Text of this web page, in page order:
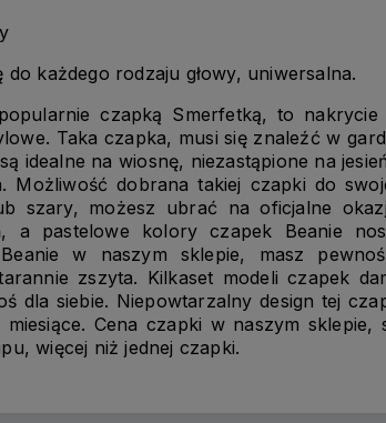
każdego rodzaju głowy, uniwersalna.
czapką Smerfetką, to nakrycie
Taka czapka, musi się znaleźć w
idealne na wiosnę, niezastąpione na
Możliwość dobrana takiej czapki do
szary, możesz ubrać na oficjalne
pastelowe kolory czapek Beanie
w naszym sklepie, masz
zszyta. Kilkaset modeli czapek
dla siebie. Niepowtarzalny design tej
miesiące. Cena czapki w naszym
więcej niż jednej czapki.